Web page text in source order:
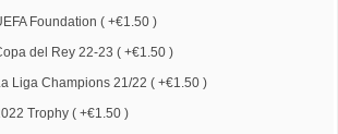
Foundation ( +€1.50 )
del Rey 22-23 ( +€1.50 )
Liga Champions 21/22 ( +€1.50 )
Trophy ( +€1.50 )